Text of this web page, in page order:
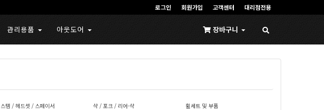
로그인 회원가입 고객센터 대리점전용
관리용품 아웃도어 장바구니
스템 / 헤드셋 / 스페이서 샥 / 포크 / 리어-샥
휠세트 및 부품